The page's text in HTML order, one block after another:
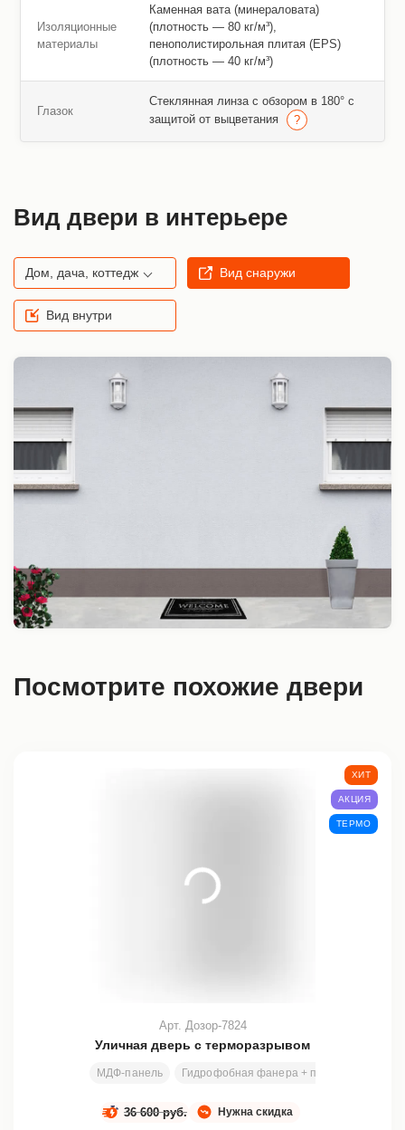
Изоляционные
материалы
Каменная вата (минераловата)
(плотность — 80 кг/м³),
пенополистирольная плитая (EPS)
(плотность — 40 кг/м³)
Глазок
Стеклянная линза с обзором в 180° с
защитой от выцветания
Вид двери в интерьере
Дом, дача, коттедж Вид снаружи
Вид внутри
Посмотрите похожие двери
Уличная дверь с терморазрывом
МДФ-панель Гидрофобная фанера + пенополиэтилен
Арт. Дозор-7824
Нужна скидка
36 600 руб.
ХИТ
АКЦИЯ
ТЕРМО